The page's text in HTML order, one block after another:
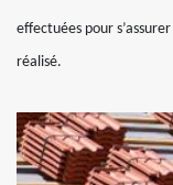
effectuées pour
réalisé.